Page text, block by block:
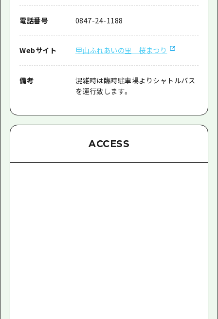
電話番号 0847-24-1188
Webサイト 甲山ふれあいの里 桜まつり
備考
混雑時は臨時駐車場よりシャトルバス
を運行致します。
ACCESS